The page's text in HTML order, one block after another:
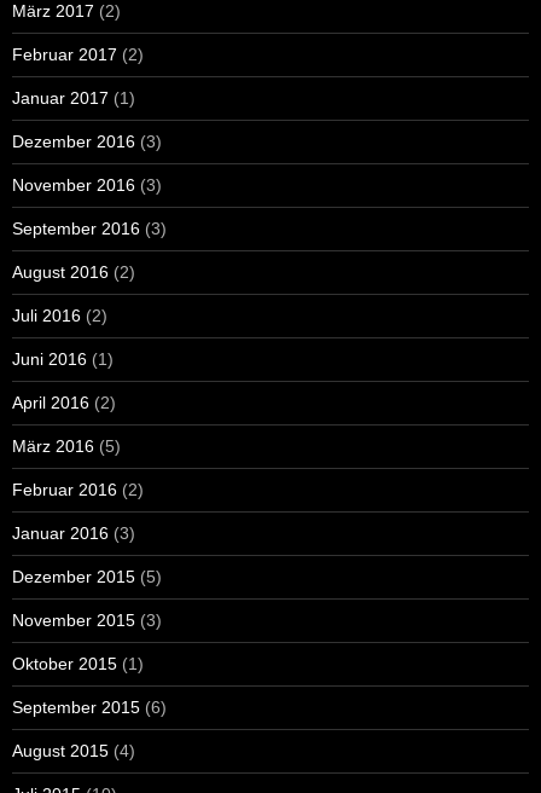
März 2017 (2)
Februar 2017 (2)
Januar 2017 (1)
Dezember 2016 (3)
November 2016 (3)
September 2016 (3)
August 2016 (2)
Juli 2016 (2)
Juni 2016 (1)
April 2016 (2)
März 2016 (5)
Februar 2016 (2)
Januar 2016 (3)
Dezember 2015 (5)
November 2015 (3)
Oktober 2015 (1)
September 2015 (6)
August 2015 (4)